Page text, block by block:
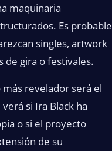
maquinaria
Es probable
singles, artwork
de gira o festivales.
revelador será el
si Ira Black ha
o si el proyecto
de su